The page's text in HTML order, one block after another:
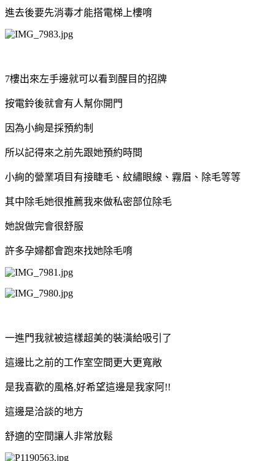
進去後要先消毒才能搭電梯上樓唷
7樓出來左手邊就可以看到醒目的招牌
按電鈴後就會有人幫你開門
因為小絢是採預約制
所以記得來之前先跟她預約時間
小絢的營業項目有接睫毛、紋繡眼線、霧眉、除毛等等
其中除毛她很推薦我來做私密部位除毛
她說做完會很舒服
許多孕婦都會跑來找她除毛唷
一進門我就被這樣超美的裝潢給吸引了
這邊比之前的工作室空間更大更寬敞
是我喜歡的風格,好希望這邊是我家阿!!
這邊是洽談的地方
舒適的空間讓人非常放鬆